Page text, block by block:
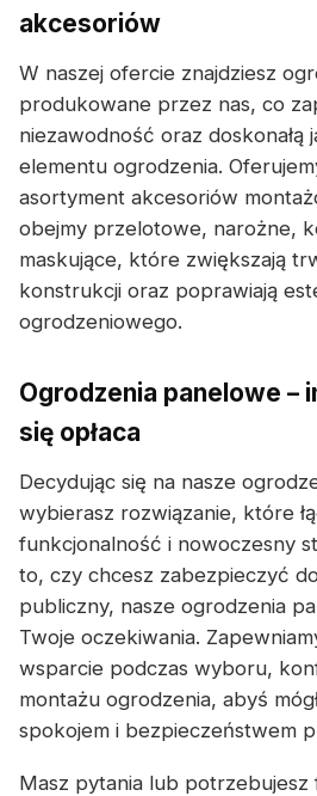
akcesoriów
W naszej ofercie znajdziesz
produkowane przez nas, co
niezawodność oraz doskonałą
elementu ogrodzenia.
asortyment akcesoriów
obejmy przelotowe, narożne,
maskujące, które zwiększają
konstrukcji oraz poprawiają
ogrodzeniowego.
Ogrodzenia panelowe –
się opłaca
Decydując się na nasze
wybierasz rozwiązanie, które
funkcjonalność i nowoczesny
to, czy chcesz zabezpieczyć
publiczny, nasze ogrodzenia
Twoje oczekiwania.
wsparcie podczas wyboru,
montażu ogrodzenia, abyś
spokojem i bezpieczeństwem
Masz pytania lub potrzebujesz